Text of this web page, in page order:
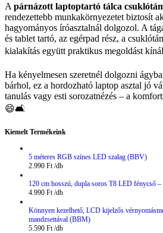
A párnázott laptoptartó tálca
rendezettebb munkakörnyezetet biztosít
hagyományos íróasztalnál dolgozol. A
és tablet tartó, az egérpad rész, a
kialakítás együtt praktikus megoldást
Ha kényelmesen szeretnél dolgozni
bárhol, ez a hordozható laptop asztal jó
tanulás vagy esti sorozatnézés – a
😄🛋️
Kiemelt Termékeink
5 méteres RGB színes LED szalag (BBV)
2.990 Ft
120 cm hosszú, dupla soros T8 LED fénycső
4.990 Ft
Könnyen kezelhető, LCD kijelzős
mandzsettával (BBM)
5.590 Ft